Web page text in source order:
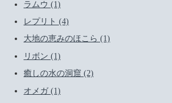
ラムウ (1)
レプリト (4)
大地の恵みのほこら (1)
リボン (1)
癒しの水の洞窟 (2)
オメガ (1)